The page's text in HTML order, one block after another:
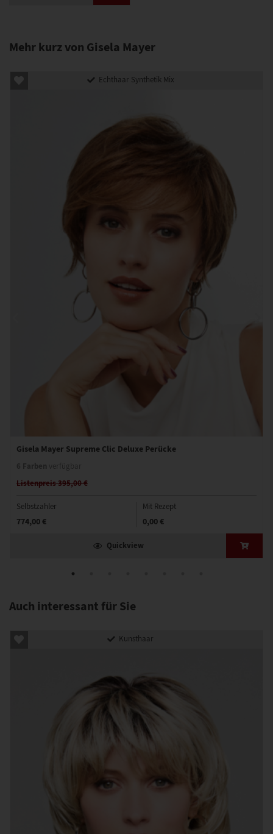
Mehr kurz von Gisela Mayer
Echthaar Synthetik Mix
Gisela Mayer Supreme Clic Deluxe Perücke
Listenpreis 395,00 €
Selbstzahler
774,00 €
Mit Rezept
0,00 €
Quickview
Auch interessant für Sie
Kunsthaar